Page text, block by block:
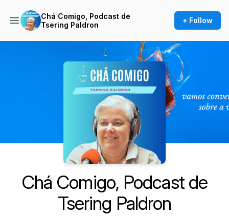
Chá Comigo, Podcast de
Tsering Paldron
+ Follow
Chá Comigo, Podcast de
Tsering Paldron